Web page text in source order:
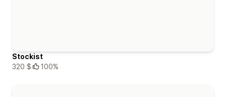
Stockist
320 $
100%